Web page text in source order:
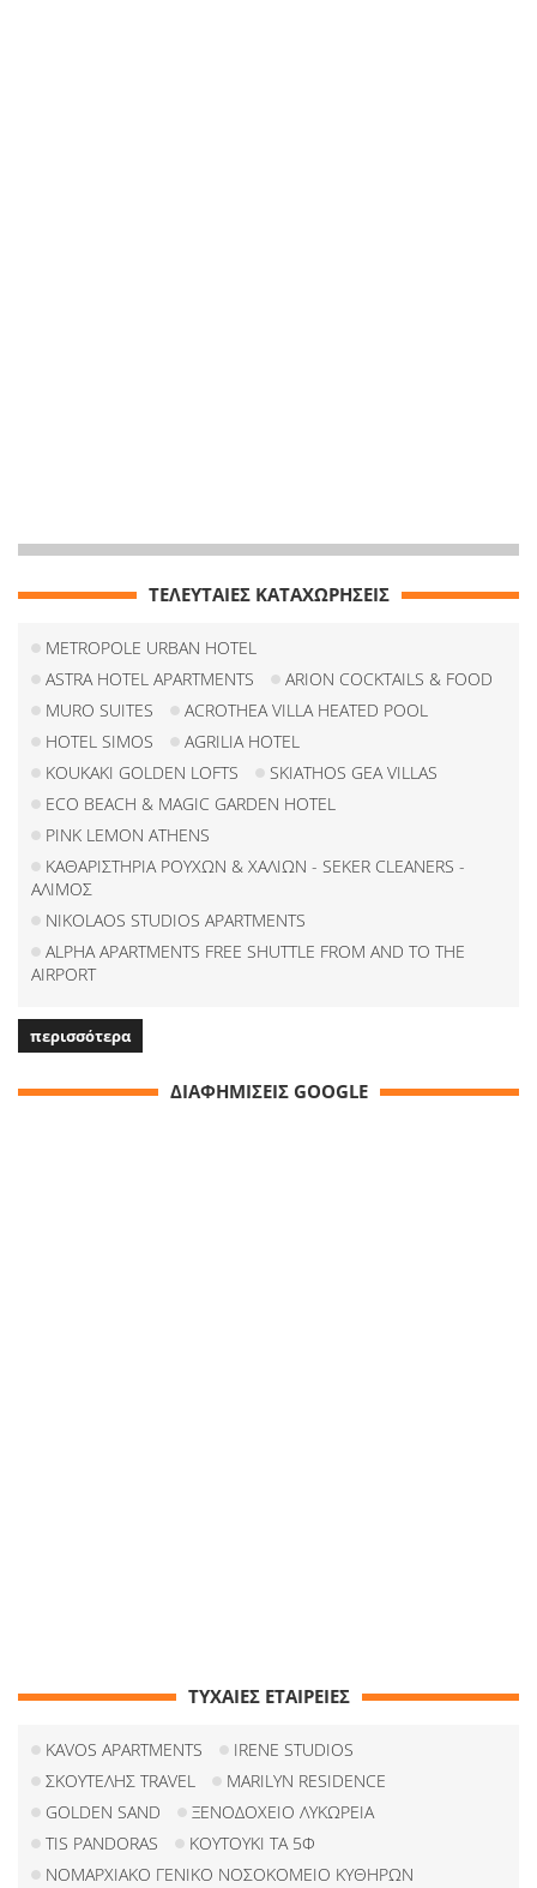
ΤΕΛΕΥΤΑΙΕΣ ΚΑΤΑΧΩΡΗΣΕΙΣ
METROPOLE URBAN HOTEL
ASTRA HOTEL APARTMENTS
ARION COCKTAILS & FOOD
MURO SUITES
ACROTHEA VILLA HEATED POOL
HOTEL SIMOS
AGRILIA HOTEL
KOUKAKI GOLDEN LOFTS
SKIATHOS GEA VILLAS
ECO BEACH & MAGIC GARDEN HOTEL
PINK LEMON ATHENS
ΚΑΘΑΡΙΣΤΗΡΙΑ ΡΟΥΧΩΝ & ΧΑΛΙΩΝ - SEKER CLEANERS -
ΑΛΙΜΟΣ
NIKOLAOS STUDIOS APARTMENTS
ALPHA APARTMENTS FREE SHUTTLE FROM AND TO THE
AIRPORT
περισσότερα
ΔΙΑΦΗΜΙΣΕΙΣ GOOGLE
ΤΥΧΑΙΕΣ ΕΤΑΙΡΕΙΕΣ
KAVOS APARTMENTS
IRENE STUDIOS
ΣΚΟΥΤΕΛΗΣ TRAVEL
MARILYN RESIDENCE
GOLDEN SAND
ΞΕΝΟΔΟΧΕΙΟ ΛΥΚΩΡΕΙΑ
TIS PANDORAS
KOYTOYKI ΤΑ 5Φ
ΝΟΜΑΡΧΙΑΚΟ ΓΕΝΙΚΟ ΝΟΣΟΚΟΜΕΙΟ ΚΥΘΗΡΩΝ